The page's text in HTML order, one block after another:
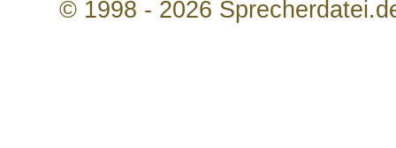
© 1998 - 2026